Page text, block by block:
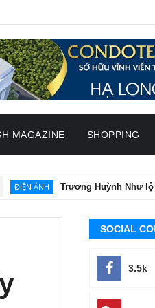
MAGAZINE SHOPPING
Trương Huỳnh Như lộ diện là
SOCIAL
3.5k